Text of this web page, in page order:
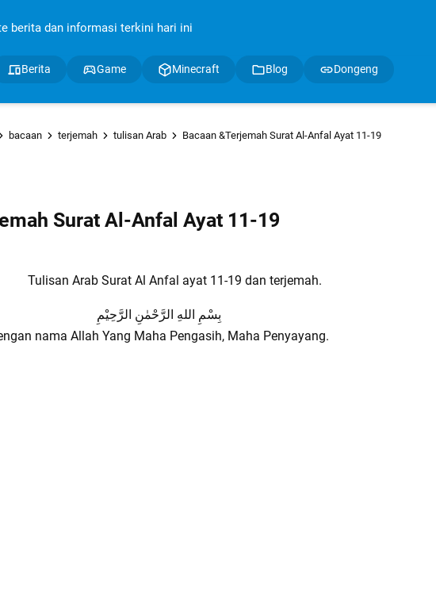
berita dan informasi terkini hari ini
Berita Game Minecraft Blog Dongeng
bacaan terjemah tulisan Arab Bacaan &Terjemah Surat Al-Anfal Ayat 11-19
Surat Al-Anfal Ayat 11-19
Tulisan Arab Surat Al Anfal ayat 11-19 dan terjemah.
بِسْمِ اللهِ الرَّحْمٰنِ الرَّحِيْمِ
nama Allah Yang Maha Pengasih, Maha Penyayang.